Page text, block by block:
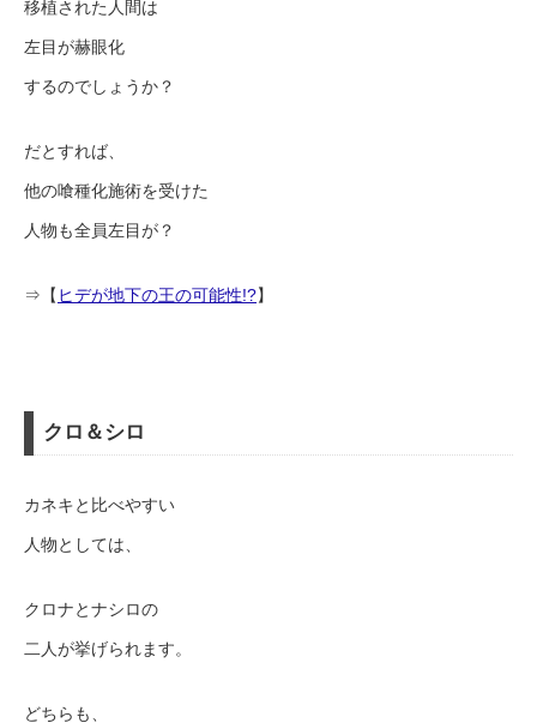
移植された人間は
左目が赫眼化
するのでしょうか？
だとすれば、
他の喰種化施術を受けた
人物も全員左目が？
⇒【 ヒデが地下の王の可能性!?】
クロ＆シロ
カネキと比べやすい
人物としては、
クロナとナシロの
二人が挙げられます。
どちらも、